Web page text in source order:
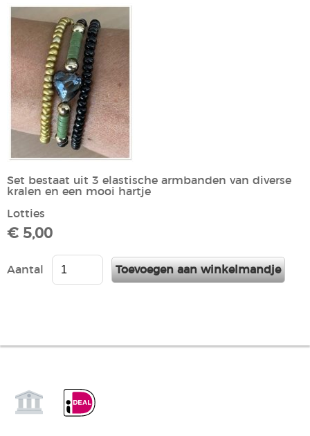
Set bestaat uit 3 elastische armbanden van diverse
kralen en een mooi hartje
Lotties
€ 5,00
Aantal